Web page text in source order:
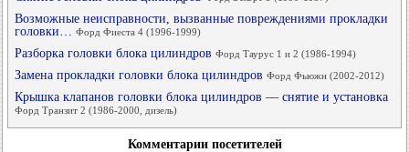
Возможные неисправности, вызванные повреждениями прокладки
головки… Форд Фиеста 4 (1996-1999)
Разборка головки блока цилиндров Форд Таурус 1 и 2 (1986-1994)
Замена прокладки головки блока цилиндров Форд Фьюжн (2002-2012)
Крышка клапанов головки блока цилиндров — снятие и установка
Форд Транзит 2 (1986-2000, дизель)
Комментарии посетителей